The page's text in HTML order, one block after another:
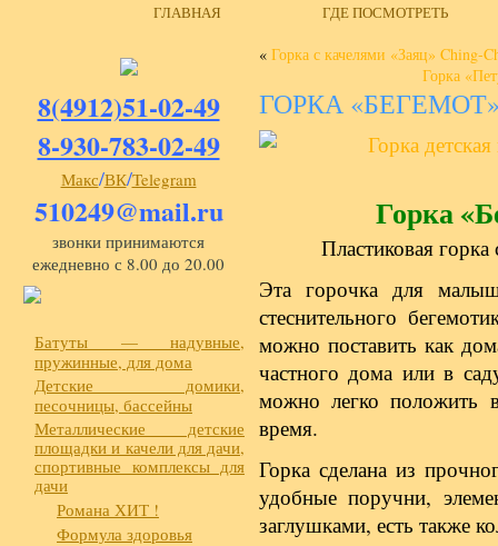
ГЛАВНАЯ ГДЕ ПОСМОТРЕТЬ
8(4912)51-02-49
8-930-783-02-49
Макс/ВК/Telegram
510249@mail.ru
звонки принимаются
ежедневно с 8.00 до 20.00
Батуты — надувные,
пружинные, для дома
Детские домики,
песочницы, бассейны
Металлические детские
площадки и качели для дачи,
спортивные комплексы для
дачи
Романа ХИТ !
Формула здоровья
« Горка с качелями «Заяц» Ching-
Горка
ГОРКА «БЕГЕМОТ»
Горка
Пластиковая горка
Эта горочка для
стеснительного
можно поставить как
частного дома или в
можно легко положить
время.
Горка сделана из
удобные поручни,
заглушками, есть также